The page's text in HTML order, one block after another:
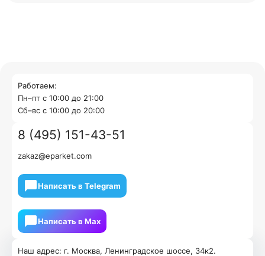
Наш адрес: г. Москва, Ленинградское шоссе, 34к2.
Работаем:
Пн–пт с 10:00 до 21:00
Cб–вс с 10:00 до 20:00
8 (495) 151-43-51
zakaz@eparket.com
Написать в Telegram
Написать в Мах